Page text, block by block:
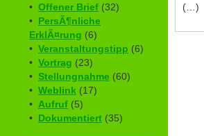
• Offener Brief (32)
• PersÃ¶nliche
ErklÃ¤rung (6)
• Veranstaltungstipp (6)
• Vortrag (23)
• Stellungnahme (60)
• Weblink (17)
• Aufruf (5)
• Dokumentiert (35)
(…)